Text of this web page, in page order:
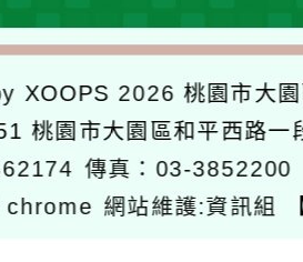
XOOPS 2026桃園市大
桃園市大園區和平西路一
傳真：03-3852200
chrome 網站維護:資訊組